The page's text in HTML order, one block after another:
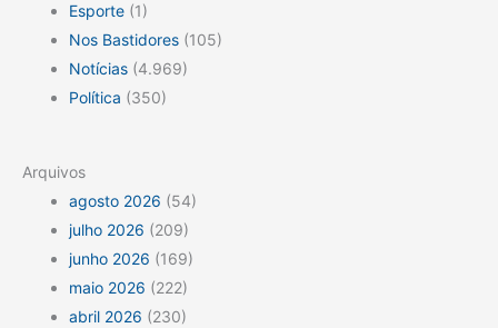
Esporte (1)
Nos Bastidores (105)
Notícias (4.969)
Política (350)
Arquivos
agosto 2026 (54)
julho 2026 (209)
junho 2026 (169)
maio 2026 (222)
abril 2026 (230)